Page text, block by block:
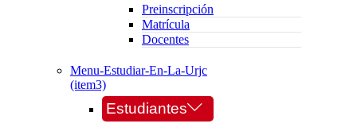
Preinscripción
Matrícula
Docentes
Menu-Estudiar-En-La-Urjc
(item3)
Estudiantes